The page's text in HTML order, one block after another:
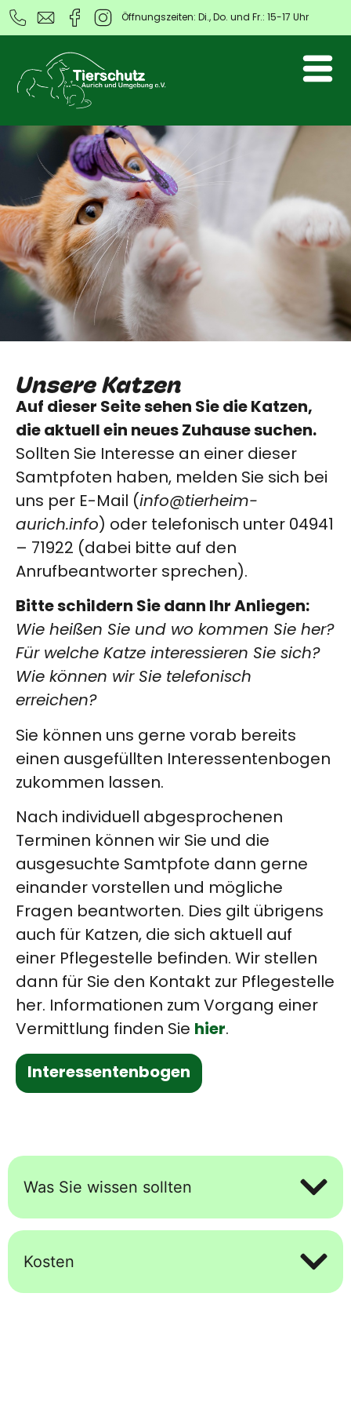
Öffnungszeiten: Di., Do. und Fr.: 15-17 Uhr
Unsere Katzen
Auf dieser Seite sehen Sie die Katzen,
die aktuell ein neues Zuhause suchen.
Sollten Sie Interesse an einer dieser
Samtpfoten haben, melden Sie sich bei
uns per E-Mail (info@tierheim-
aurich.info) oder telefonisch unter 04941
– 71922 (dabei bitte auf den
Anrufbeantworter sprechen).
Bitte schildern Sie dann Ihr Anliegen:
Wie heißen Sie und wo kommen Sie her?
Für welche Katze interessieren Sie sich?
Wie können wir Sie telefonisch
erreichen?
Sie können uns gerne vorab bereits
einen ausgefüllten Interessentenbogen
zukommen lassen.
Nach individuell abgesprochenen
Terminen können wir Sie und die
ausgesuchte Samtpfote dann gerne
einander vorstellen und mögliche
Fragen beantworten. Dies gilt übrigens
auch für Katzen, die sich aktuell auf
einer Pflegestelle befinden. Wir stellen
dann für Sie den Kontakt zur Pflegestelle
her. Informationen zum Vorgang einer
Vermittlung finden Sie hier.
Interessentenbogen
Was Sie wissen sollten
Kosten